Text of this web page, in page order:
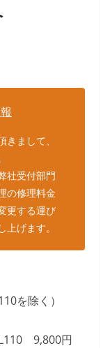
まして、
社受付部門
の修理料金
更する運び
げます。
を除く）
9,800円